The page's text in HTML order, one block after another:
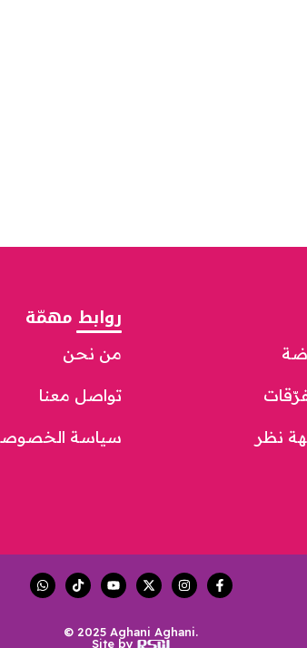
نظر
روابط مهمّة
من نحن
تواصل معنا
سياسة
© 2025 Aghani Aghani.
Site by